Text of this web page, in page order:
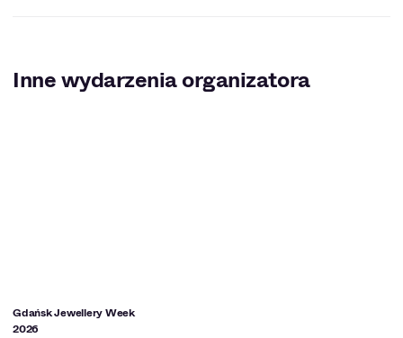
Inne wydarzenia organizatora
Gdańsk Jewellery Week
2026